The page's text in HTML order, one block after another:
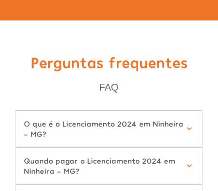
Perguntas frequentes
FAQ
O que é o Licenciamento 2024 em Ninheira
- MG?
Quando pagar o Licenciamento 2024 em
Ninheira - MG?